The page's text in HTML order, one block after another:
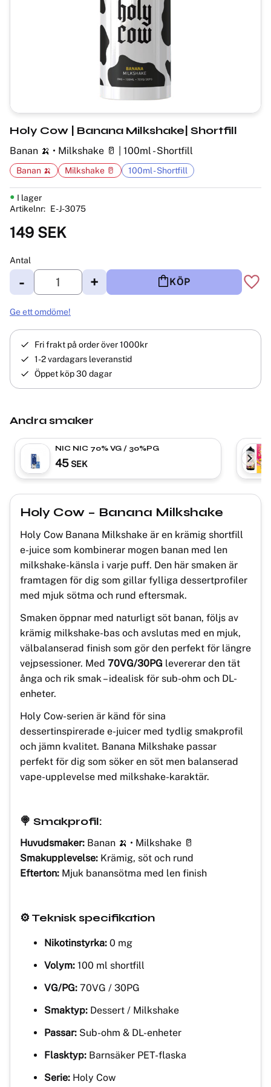
Holy Cow | Banana Milkshake| Shortfill
Banan 🍌 • Milkshake 🥛 | 100ml - Shortfill
149 SEK
Antal
+
- KÖP
I lager
Artikelnr
E-J-3075
Banan 🍌 Milkshake 🥛 100ml - Shortfill
Ge ett omdöme!
Fri frakt på order över 1000kr
1-2 vardagars leveranstid
Öppet köp 30 dagar
Andra smaker
NIC NIC 70% VG / 30%PG
45 SEK
Holy Cow – Banana Milkshake
Holy Cow Banana Milkshake är en krämig shortfill
e-juice som kombinerar mogen banan med len
milkshake-känsla i varje puff. Den här smaken är
framtagen för dig som gillar fylliga dessertprofiler
med mjuk sötma och rund eftersmak.
Smaken öppnar med naturligt söt banan, följs av
krämig milkshake-bas och avslutas med en mjuk,
välbalanserad finish som gör den perfekt för längre
vejpsessioner. Med 70VG/30PG levererar den tät
ånga och rik smak – idealisk för sub-ohm och DL-
enheter.
Holy Cow-serien är känd för sina
dessertinspirerade e-juicer med tydlig smakprofil
och jämn kvalitet. Banana Milkshake passar
perfekt för dig som söker en söt men balanserad
vape-upplevelse med milkshake-karaktär.
🍭 Smakprofil:
Huvudsmaker: Banan 🍌 • Milkshake 🥛
Smakupplevelse: Krämig, söt och rund
Efterton: Mjuk banansötma med len finish
⚙️ Teknisk specifikation
Nikotinstyrka: 0 mg
Volym: 100 ml shortfill
VG/PG: 70VG / 30PG
Smaktyp: Dessert / Milkshake
Passar: Sub-ohm & DL-enheter
Flasktyp: Barnsäker PET-flaska
Serie: Holy Cow